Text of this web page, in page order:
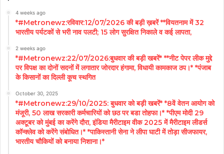
4 weeks ago
*#Metronewz:रविवार:12/07/2026 की बड़ी ख़बरें **वियतनाम में 32
भारतीय पर्यटकों से भरी नाव पलटी; 15 लोग सुरक्षित निकाले व कई लापता,
2 weeks ago
*#Metronewz:22/07/2026:बुधवार की बड़ी खबरें* **नीट पेपर लीक मुद्दे
पर विपक्ष का दोनों सदनों में लगातार जोरदार हंगामा, विधायी कामकाज ठप।* *पंजाब
के किसानों का दिल्ली कूच स्थगित
October 30, 2025
*#Metronewz:29/10/2025: बुधवार को बड़ी खबरें* *8वें वेतन आयोग को
मंजूरी, 50 लाख सरकारी कर्मचारियों को छठ पर बडा तोहफा।* *पीएम मोदी 29
अक्टूबर को मुंबई का करेंगे दौरा, इंडिया मैरीटाइम वीक 2025 में मैरीटाइम लीडर्स
कॉन्क्लेव को करेंगे संबोधित।* *पाकिस्तानी सेना ने लीपा घाटी में तोड़ा सीजफायर,
भारतीय चौकियों को बनाया निशाना।*